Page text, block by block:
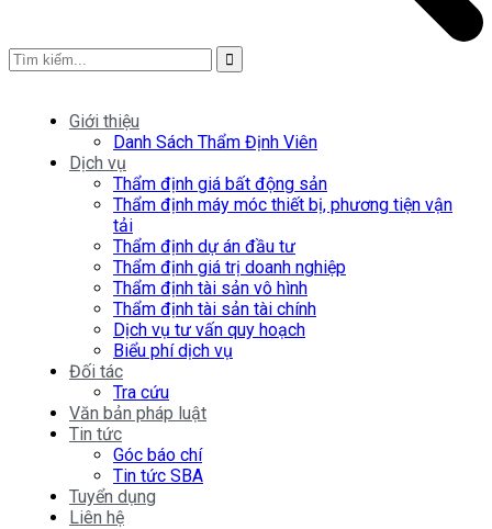
Giới thiệu
Danh Sách Thẩm Định Viên
Dịch vụ
Thẩm định giá bất động sản
Thẩm định máy móc thiết bị, phương tiện vận
tải
Thẩm định dự án đầu tư
Thẩm định giá trị doanh nghiệp
Thẩm định tài sản vô hình
Thẩm định tài sản tài chính
Dịch vụ tư vấn quy hoạch
Biểu phí dịch vụ
Đối tác
Tra cứu
Văn bản pháp luật
Tin tức
Góc báo chí
Tin tức SBA
Tuyển dụng
Liên hệ